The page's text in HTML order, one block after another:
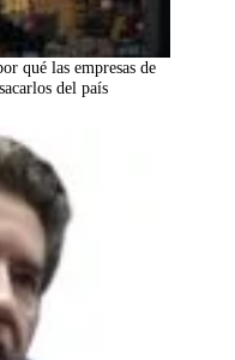
qué las empresas de
del país